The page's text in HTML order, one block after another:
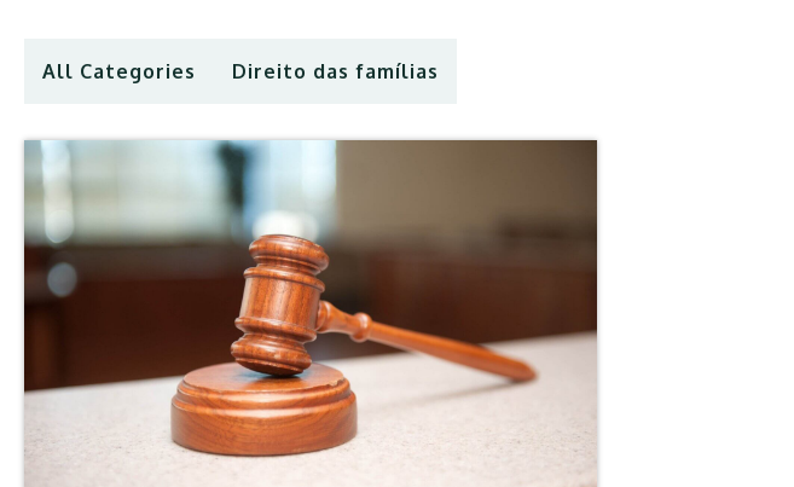
All Categories Direito das famílias